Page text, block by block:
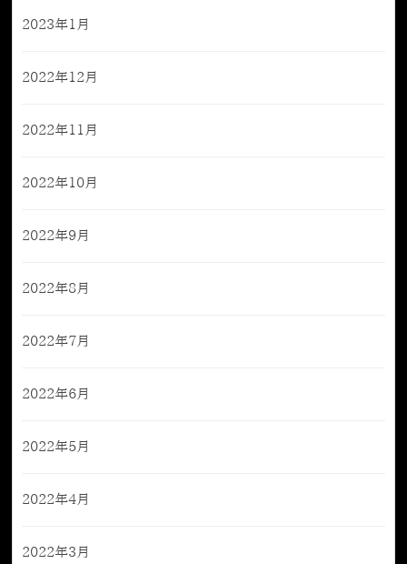
2023年1月
2022年12月
2022年11月
2022年10月
2022年9月
2022年8月
2022年7月
2022年6月
2022年5月
2022年4月
2022年3月